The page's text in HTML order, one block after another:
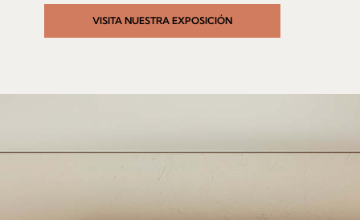
VISITA NUESTRA EXPOSICIÓN